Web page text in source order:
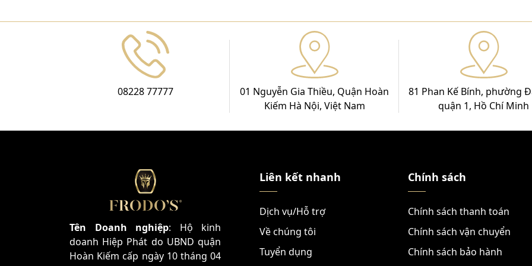
08228 77777
01 Nguyễn Gia Thiều, Quận Hoàn
Kiếm Hà Nội, Việt Nam
81 Phan Kế Bính, phường
quận 1, Hồ Chí Minh
Tên Doanh nghiệp: Hộ kinh
doanh Hiệp Phát do UBND quận
Hoàn Kiếm cấp ngày 10 tháng 04
Liên kết nhanh
Dịch vụ/Hỗ trợ
Về chúng tôi
Tuyển dụng
Chính sách
Chính sách thanh toán
Chính sách vận chuyển
Chính sách bảo hành